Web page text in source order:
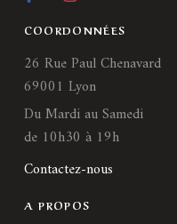
COORDONNÉES
26 Rue Paul Chenavard
69001 Lyon
Du Mardi au Samedi
de 10h30 à 19h
Contactez-nous
A PROPOS